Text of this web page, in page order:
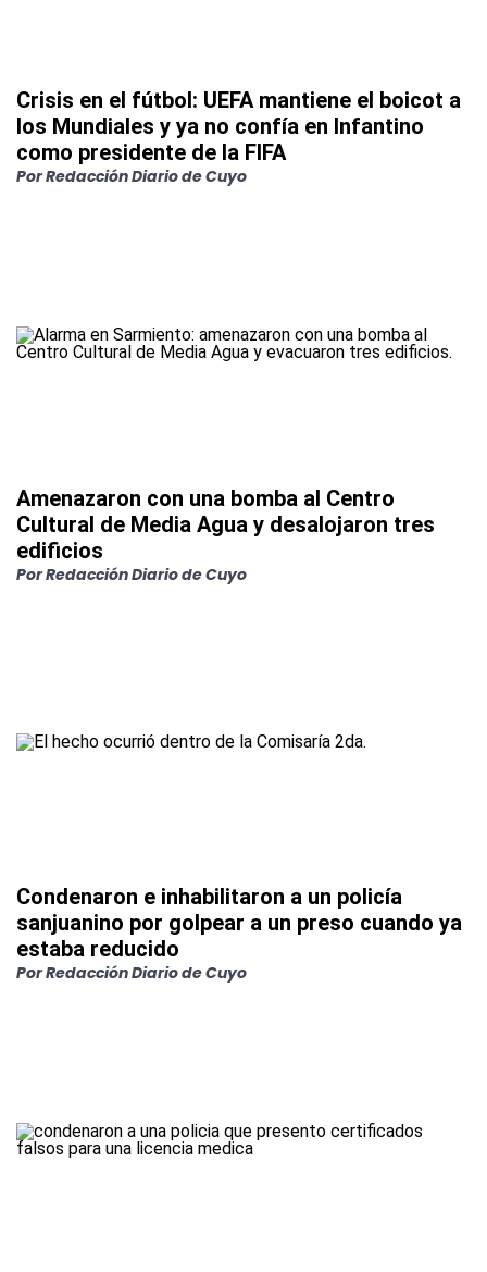
Crisis en el fútbol: UEFA mantiene el boicot a
los Mundiales y ya no confía en Infantino
como presidente de la FIFA
PorRedacción Diario de Cuyo
Amenazaron con una bomba al Centro
Cultural de Media Agua y desalojaron tres
edificios
PorRedacción Diario de Cuyo
Condenaron e inhabilitaron a un policía
sanjuanino por golpear a un preso cuando ya
estaba reducido
PorRedacción Diario de Cuyo